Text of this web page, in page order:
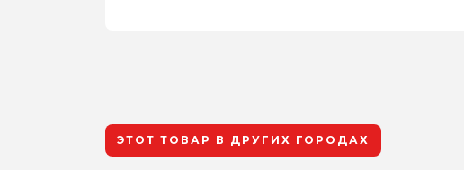
ЭТОТ ТОВАР В ДРУГИХ ГОРОДАХ